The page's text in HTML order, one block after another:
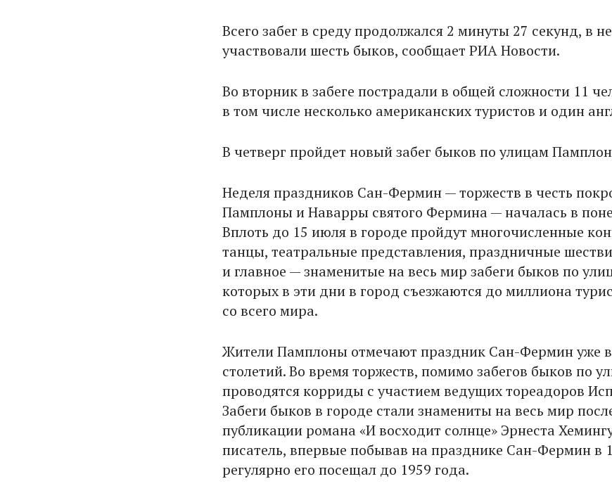
Всего забег в среду продолжался 2 минуты 27 секунд, в
участвовали шесть быков, сообщает РИА Новости.
Во вторник в забеге пострадали в общей сложности 11
в том числе несколько американских туристов и один
В четверг пройдет новый забег быков по улицам
Неделя праздников Сан-Фермин — торжеств в честь
Памплоны и Наварры святого Фермина — началась в
Вплоть до 15 июля в городе пройдут многочисленные
танцы, театральные представления, праздничные
и главное — знаменитые на весь мир забеги быков по
которых в эти дни в город съезжаются до миллиона
со всего мира.
Жители Памплоны отмечают праздник Сан-Фермин уже
столетий. Во время торжеств, помимо забегов быков по
проводятся корриды с участием ведущих тореадоров
Забеги быков в городе стали знамениты на весь мир
публикации романа «И восходит солнце» Эрнеста
писатель, впервые побывав на празднике Сан-Фермин в
регулярно его посещал до 1959 года.